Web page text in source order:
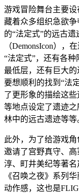
游戏冒险舞台主要
藏着众多组织急欲
的“法定式”的远古
（DemonsIcon），
“法定式”，还有各
最低层，还有巨大
要想顺利的找到“法
了更形象的描绘这
等地点设定了遗迹
林中的远古遗迹等等
此外，为了给游戏
邀请了宫野真守、
淳、町井美纪等著
《召唤之夜》系列
动作感，这也是